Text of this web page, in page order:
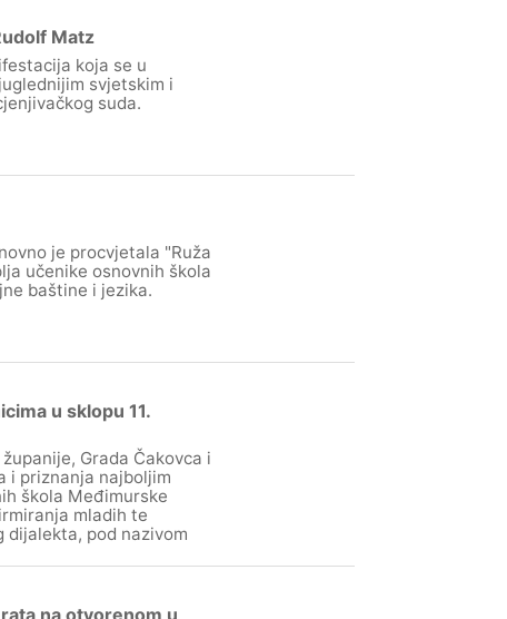
Matz
koja se u
svjetskim i
suda.
je procvjetala "Ruža
učenike osnovnih škola
baštine i jezika.
u sklopu 11.
Grada Čakovca i
i priznanja najboljim
škola Međimurske
mladih te
dijalekta, pod nazivom